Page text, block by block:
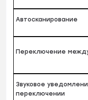
Автосканирование
Переключение
Звуковое
переключении